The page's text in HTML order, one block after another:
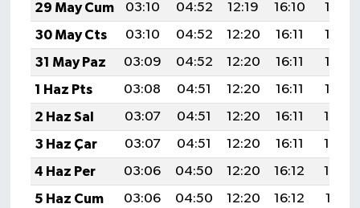
29 May Cum
03:10 04:52 12:19 16:10
19:36
30 May Cts
03:10 04:52 12:20 16:11
19:37
31 May Paz
03:09 04:52 12:20 16:11
19:38
1 Haz Pts
03:08 04:51 12:20 16:11
19:38
2 Haz Sal
03:07 04:51 12:20 16:11
19:39
3 Haz Çar
03:07 04:51 12:20 16:11
19:40
4 Haz Per
03:06 04:50 12:20 16:12
19:40
5 Haz Cum
03:06 04:50 12:20 16:12
19:41